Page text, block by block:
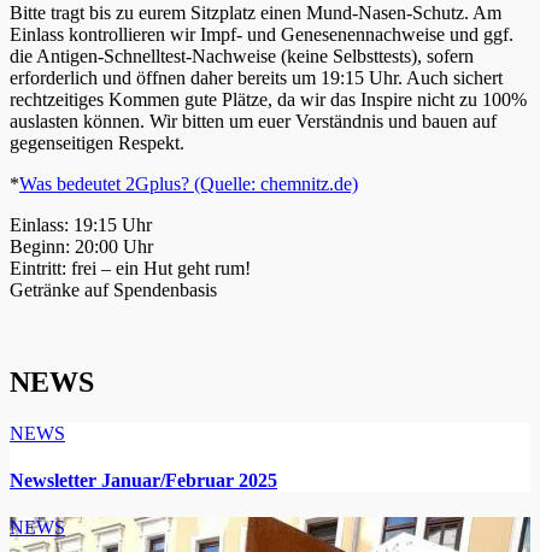
Bitte tragt bis zu eurem Sitzplatz einen Mund-Nasen-Schutz. Am
Einlass kontrollieren wir Impf- und Genesenennachweise und ggf.
die Antigen-Schnelltest-Nachweise (keine Selbsttests), sofern
erforderlich und öffnen daher bereits um 19:15 Uhr. Auch sichert
rechtzeitiges Kommen gute Plätze, da wir das Inspire nicht zu 100%
auslasten können. Wir bitten um euer Verständnis und bauen auf
gegenseitigen Respekt.
*Was bedeutet 2Gplus? (Quelle: chemnitz.de)
Einlass: 19:15 Uhr
Beginn: 20:00 Uhr
Eintritt: frei – ein Hut geht rum!
Getränke auf Spendenbasis
NEWS
NEWS
Newsletter Januar/Februar 2025
NEWS